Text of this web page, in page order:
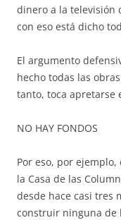
dinero a la televisión
con eso está dicho
El argumento
hecho todas las
tanto, toca apretarse
NO HAY FONDOS
Por eso, por
la Casa de las
desde hace casi tres
construir ninguna de